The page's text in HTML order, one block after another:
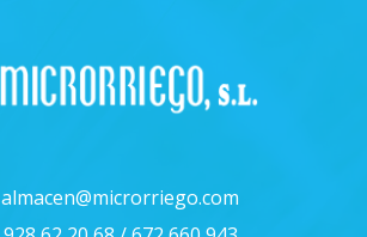
almacen@microrriego.com